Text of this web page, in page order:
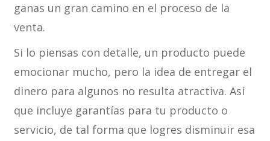
ganas un gran camino en el proceso de la
venta.
Si lo piensas con detalle, un producto puede
emocionar mucho, pero la idea de entregar el
dinero para algunos no resulta atractiva. Así
que incluye garantías para tu producto o
servicio, de tal forma que logres disminuir esa